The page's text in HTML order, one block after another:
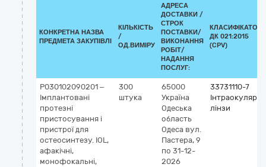
КОНКРЕТНА НАЗВА
ПРЕДМЕТА ЗАКУПІВЛІ
КІЛЬКІСТЬ
/
ОД.ВИМІРУ
АДРЕСА
ДОСТАВКИ /
СТРОК
ПОСТАВКИ/
ВИКОНАННЯ
РОБІТ/
НАДАННЯ
ПОСЛУГ:
КЛАСИФІКАТОР
ДК 021:2015
(CPV)
P030102090201 –
Імплантовані
протезні
пристосування і
пристрої для
остеосинтезу. IOL,
афакічні,
монофокальні,
300
штука
65000
Україна
Одеська
область
Одеса вул.
Пастера, 9
по 31-12-
2026
33731110-7
Інтраокулярні
лінзи